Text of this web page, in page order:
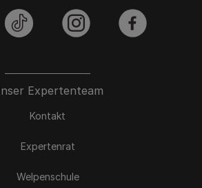
Expertenteam
Kontakt
Expertenrat
Welpenschule
tiktok instagram facebook